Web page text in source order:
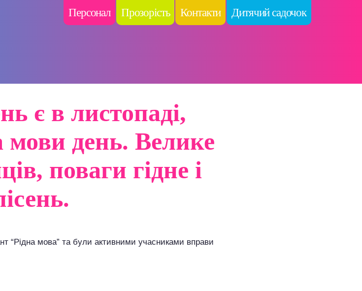
Персонал Прозорість Контакти Дитячий садочок
є в листопаді,
мови день. Велике
поваги гідне і
“Рідна мова” та були активними учасниками вправи